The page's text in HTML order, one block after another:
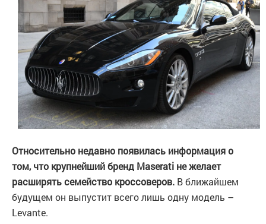
Относительно недавно появилась информация о
том, что крупнейший бренд Maserati не желает
расширять семейство кроссоверов. В ближайшем
будущем он выпустит всего лишь одну модель –
Levante.